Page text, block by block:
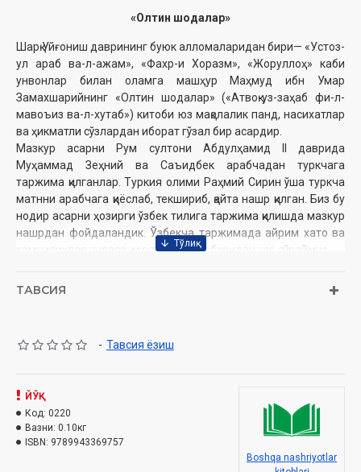
«Олтин шодалар»
Шарқ Уйғониш даврининг буюк алломаларидан бири— «Устоз-
ул араб ва-л-ажам», «Фахр-и Хоразм», «Жоруллоҳ» каби
унвонлар билан оламга машҳур Маҳмуд ибн Умар
Замахшарийнинг «Олтин шодалар» («Атвоқ-уз-заҳаб фи-л-
мавоъиз ва-л-хутаб») китоби юз мақолалик панд, насихатлар
ва ҳикматли сўзлардан иборат гўзал бир асардир.
Мазкур асарни Рум султони Абдулҳамид II даврида
Муҳаммад Зеҳний ва Саъидбек арабчадан туркчага
таржима қилганлар. Туркия олими Раҳмий Сирин ўша туркча
матнни арабчага қиёслаб, текшириб, қайта нашр қилган. Биз бу
нодир асарни ҳозирги ўзбек тилига таржима қилишда мазкур
нашрдан фойдаландик. Ўзбекча таржимада айрим хато ва
камчиликлар учраса, муҳтарам китобхондан узр сўраймиз.
Номи: «Олтин шодалар»
Сана:
Ҳажми: 84 бет
ТАВСИЯ
- Тавсия ёзиш
ЙЎҚ
Код: 0220
Вазни: 0.10кг
ISBN: 9789943369757
Boshqa nashriyotlar